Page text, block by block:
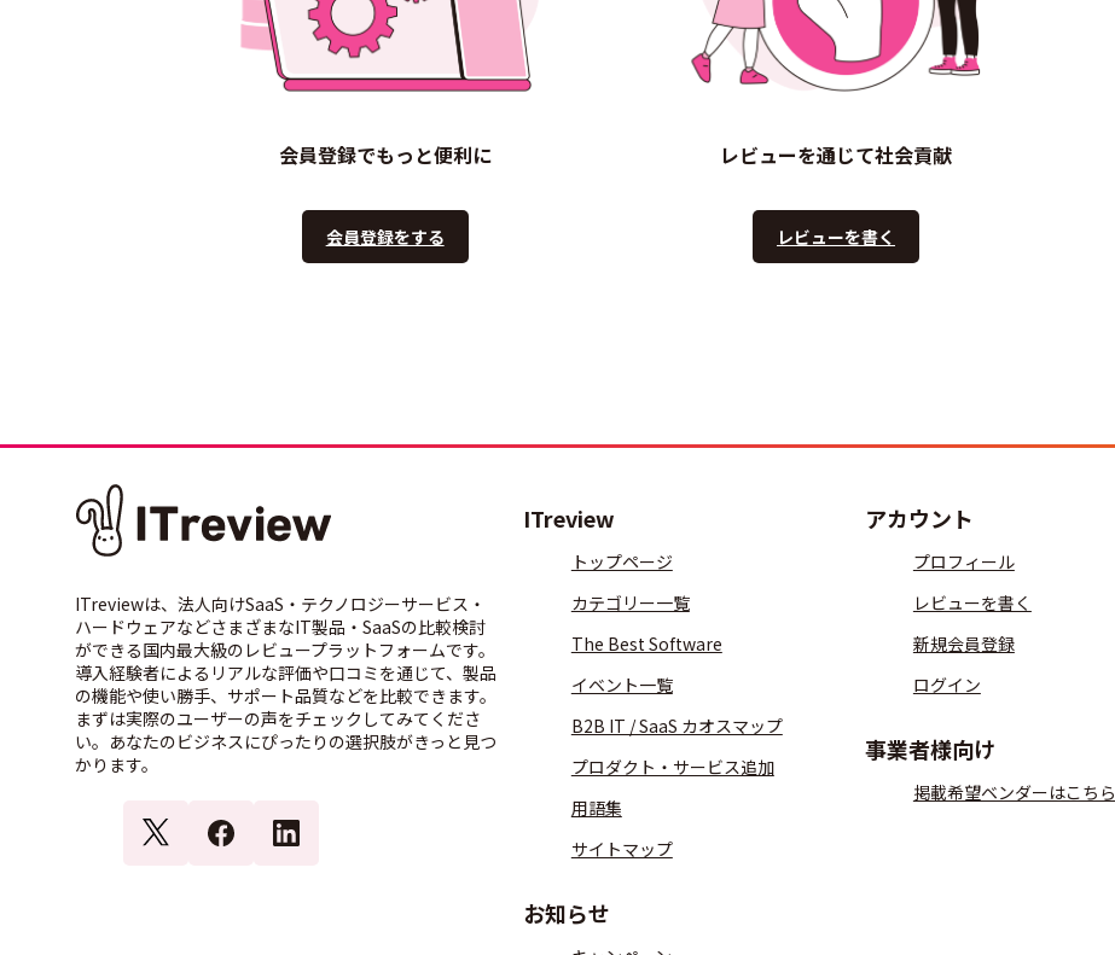
会員登録でもっと便利に
会員登録をする
レビューを通じて社会貢献
レビューを書く
ITreviewは、法人向けSaaS・テクノロジーサービス・
ハードウェアなどさまざまなIT製品・SaaSの比較検討
ができる国内最大級のレビュープラットフォームです。
導入経験者によるリアルな評価や口コミを通じて、製品
の機能や使い勝手、サポート品質などを比較できます。
まずは実際のユーザーの声をチェックしてみてくださ
い。あなたのビジネスにぴったりの選択肢がきっと見つ
かります。
ITreview
トップページ
カテゴリー一覧
The Best Software
イベント一覧
B2B IT / SaaS カオスマップ
プロダクト・サービス追加
用語集
サイトマップ
お知らせ
アカウント
プロフィール
レビューを書く
新規会員登録
ログイン
事業者様向け
掲載希望ベンダーはこちら